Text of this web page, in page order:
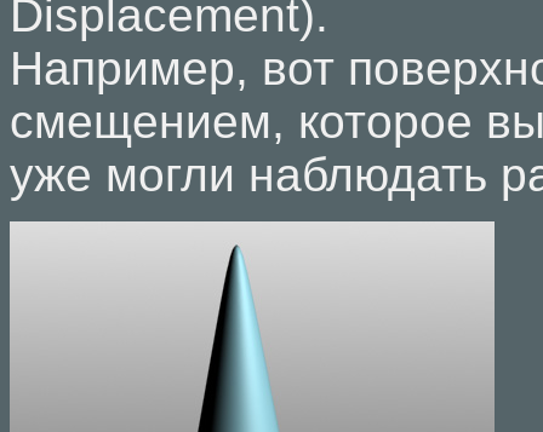
Displacement).
Например, вот
смещением, которое
уже могли наблюдать